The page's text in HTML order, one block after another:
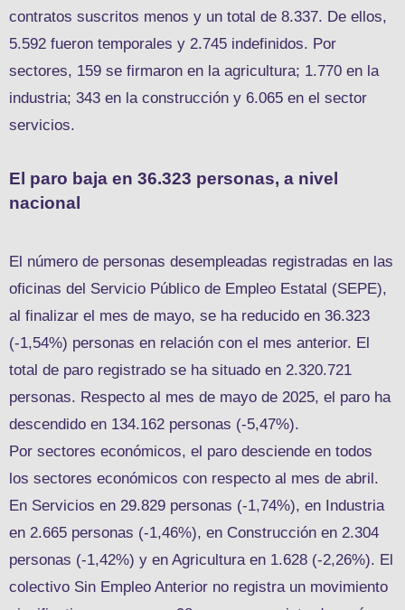
contratos suscritos menos y un total de 8.337. De ellos,
5.592 fueron temporales y 2.745 indefinidos. Por
sectores, 159 se firmaron en la agricultura; 1.770 en la
industria; 343 en la construcción y 6.065 en el sector
servicios.
El paro baja en 36.323 personas, a nivel
nacional
El número de personas desempleadas registradas en las
oficinas del Servicio Público de Empleo Estatal (SEPE),
al finalizar el mes de mayo, se ha reducido en 36.323
(-1,54%) personas en relación con el mes anterior. El
total de paro registrado se ha situado en 2.320.721
personas. Respecto al mes de mayo de 2025, el paro ha
descendido en 134.162 personas (-5,47%).
Por sectores económicos, el paro desciende en todos
los sectores económicos con respecto al mes de abril.
En Servicios en 29.829 personas (-1,74%), en Industria
en 2.665 personas (-1,46%), en Construcción en 2.304
personas (-1,42%) y en Agricultura en 1.628 (-2,26%). El
colectivo Sin Empleo Anterior no registra un movimiento